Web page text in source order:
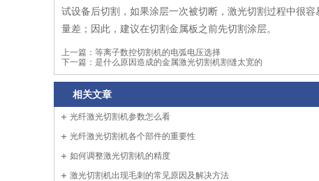
试设备后切割，如果涂层一次被切断，激光切割过程中很
量差；因此，建议在切割金属板之前先切割涂层。
上一篇： 等离子数控切割机的电弧电压选择
下一篇： 是什么原因造成的金属激光切割机割缝太宽的
相关文章
光纤激光切割机参数怎么看
光纤激光切割机各个部件的重要性
如何调整激光切割机的精度
激光切割机出现毛刺的常见原因及解决方法